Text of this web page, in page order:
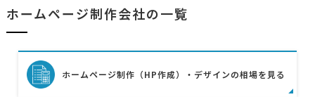
【新規】ホームページ制作の見積もり依頼
ホームページ制作会社の一覧
ホームページ制作（HP作成）・デザインの相場を見る